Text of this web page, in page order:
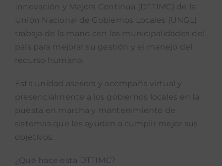
Podcast “Qué Dicen Las Munis”
Innovación y Mejora Continua (DTTIMC) de la
Unión Nacional de Gobiernos Locales (UNGL)
trabaja de la mano con las municipalidades del
país para mejorar su gestión y el manejo del
recurso humano.
Esta unidad asesora y acompaña virtual y
presencialmente a los gobiernos locales en la
puesta en marcha y mantenimiento de
sistemas que les ayuden a cumplir mejor sus
objetivos.
¿Qué hace esta DTTIMC?